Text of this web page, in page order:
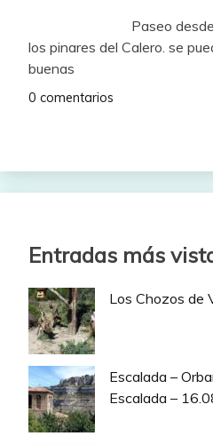
Paseo
los pinares del Calero. se
buenas
0 comentarios
Entradas más
Los Chozos de
Escalada –
Escalada –